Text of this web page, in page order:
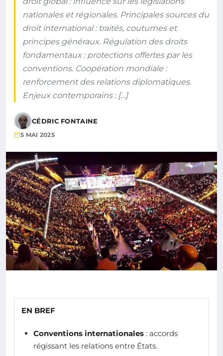
nationales et régionales. Principales sources du
droit international : traités, coutumes et
principes généraux. Régulation des droits
fondamentaux : protections offertes par les
conventions. Coopération mondiale :
renforcement des relations diplomatiques.
Enjeux contemporains : […]
CÉDRIC FONTAINE
5 MAI 2025
EN BREF
Conventions internationales : accords
régissant les relations entre États.